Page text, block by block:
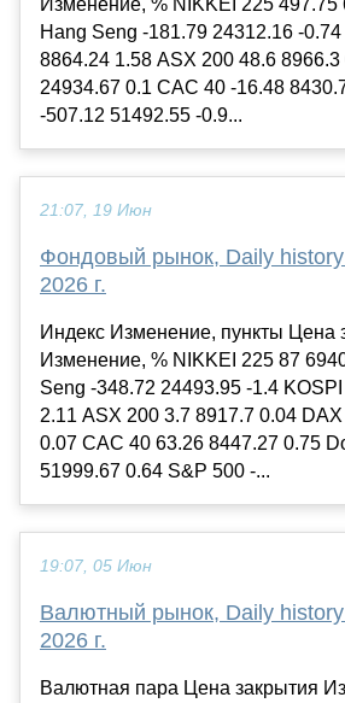
Hang Seng -181.79 24312.16 -
8864.24 1.58 ASX 200 48.6
24934.67 0.1 CAC 40 -16.48
-507.12 51492.55 -0.9...
21:07, 19 Июн
Фондовый рынок, Daily
2026 г.
Индекс Изменение, пункты Цена
Изменение, % NIKKEI 225 87
Seng -348.72 24493.95 -1.4
2.11 ASX 200 3.7 8917.7 0.04
0.07 CAC 40 63.26 8447.27 0.75
51999.67 0.64 S&P 500 -...
19:07, 05 Июн
Валютный рынок, Daily
2026 г.
Валютная пара Цена закрытия